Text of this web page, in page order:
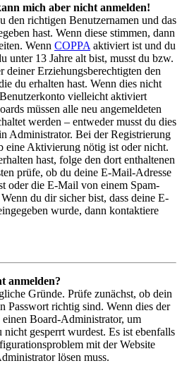
mich aber nicht anmelden!
den richtigen Benutzernamen und das
hast. Wenn diese stimmen, dann
Wenn COPPA aktiviert ist und du
unter 13 Jahre alt bist, musst du bzw.
deiner Erziehungsberechtigten den
du erhalten hast. Wenn dies nicht
vielleicht aktiviert
müssen alle neu angemeldeten
werden – entweder musst du dies
Administrator. Bei der Registrierung
eine Aktivierung nötig ist oder nicht.
hast, folge den dort enthaltenen
prüfe, ob du deine E-Mail-Adresse
oder die E-Mail von einem Spam-
du dir sicher bist, dass deine E-
wurde, dann kontaktiere
anmelden?
Gründe. Prüfe zunächst, ob dein
Passwort richtig sind. Wenn dies der
Board-Administrator, um
nicht gesperrt wurdest. Es ist ebenfalls
mit der Website
lösen muss.